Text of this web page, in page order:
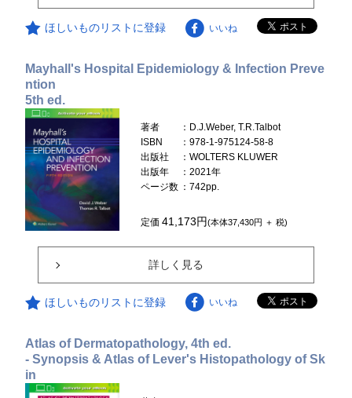
ほしいものリストに登録 いいね
Mayhall's Hospital Epidemiology & Infection Preve
ntion
5th ed.
著者
：D.J.Weber, T.R.Talbot
ISBN
：978-1-975124-58-8
出版社
：WOLTERS KLUWER
出版年
：2021年
ページ数 ：742pp.
定価41,173円(本体37,430円 ＋ 税)
詳しく見る
ほしいものリストに登録 いいね
Atlas of Dermatopathology, 4th ed.
- Synopsis & Atlas of Lever's Histopathology of Sk
in